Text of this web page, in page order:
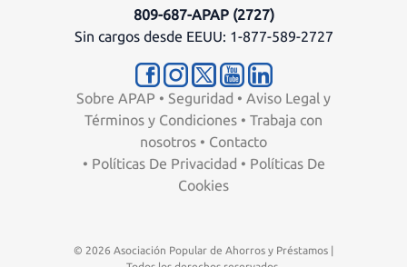
809-687-APAP (2727)
Sin cargos desde EEUU: 1-877-589-2727
Sobre APAP • Seguridad • Aviso Legal y
Términos y Condiciones • Trabaja con
nosotros • Contacto
• Políticas De Privacidad • Políticas De
Cookies
© 2026 Asociación Popular de Ahorros y Préstamos |